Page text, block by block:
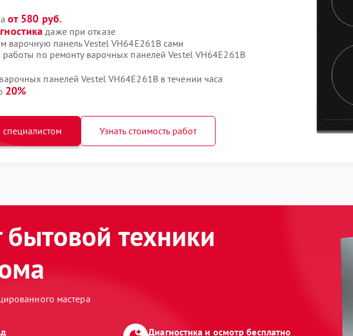
от 580 руб.
даже при отказе
варочную панель Vestel VH64E261B сами
работы по ремонту варочных панелей Vestel VH64E261B
панелей Vestel VH64E261B в течении часа
20%
специалистом Узнать стоимость работ
техники
мастера
Диагностика и осмотр бесплатно